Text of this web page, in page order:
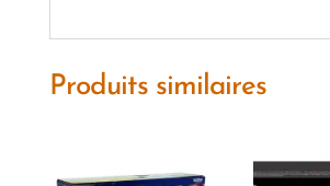
Produits similaires